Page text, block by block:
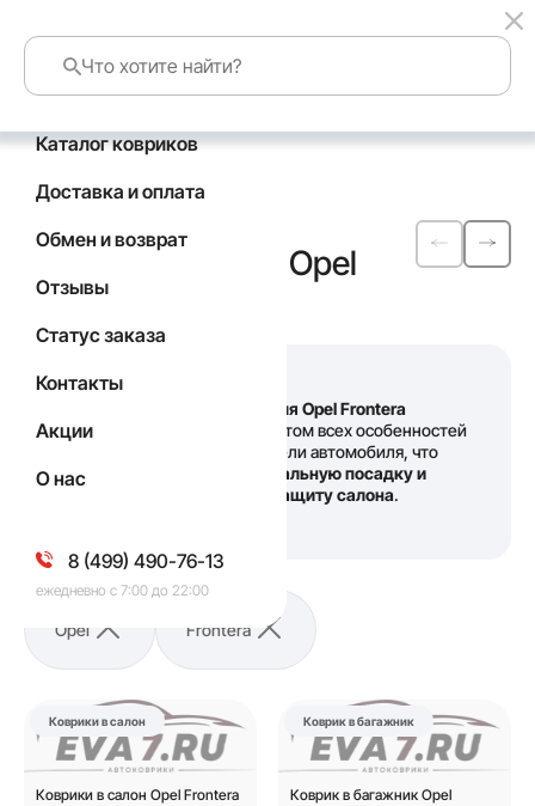
Каталог ковриков
Доставка и оплата
Обмен и возврат
Отзывы
Статус заказа
Контакты
Акции
О нас
8 (499) 490-76-13
ежедневно с 7:00 до 22:00
Автомобильные
коврикиEVA
для Opel
Frontera
коврики для Opel Frontera
выполнены с учетом всех особенностей
конкретной модели автомобиля, что
идеальную посадку и
качественную защиту салона.
Opel Frontera
Коврики в салон
Коврики в салон Opel Frontera
Коврик в багажник
Коврик в багажник Opel